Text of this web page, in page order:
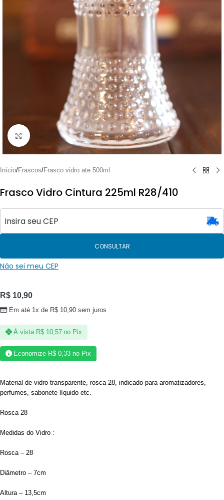
Clique para ampliar
Início/Frascos/Frasco vidro ate 500ml
Frasco Vidro Cintura 225ml R28/410
CONSULTAR
Não sei meu CEP
R$ 10,90
Em até 1x de R$ 10,90 sem juros
À vista R$10,57 no Pix
Economize R$ 0,33 no Pix
Material de vidro transparente, rosca 28, indicado para aromatizadores,
perfumes, sabonete líquido etc.
Rosca 28
Medidas do Vidro :
Rosca – 28
Diâmetro – 7cm
Altura – 13,5cm